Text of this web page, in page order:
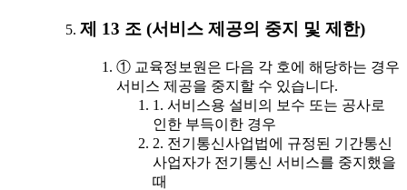
제 13 조 (서비스 제공의 중지 및 제한)
① 교육정보원은 다음 각 호에 해당하는 경우
서비스 제공을 중지할 수 있습니다.
1. 서비스용 설비의 보수 또는 공사로
인한 부득이한 경우
2. 전기통신사업법에 규정된 기간통신
사업자가 전기통신 서비스를 중지했을
때